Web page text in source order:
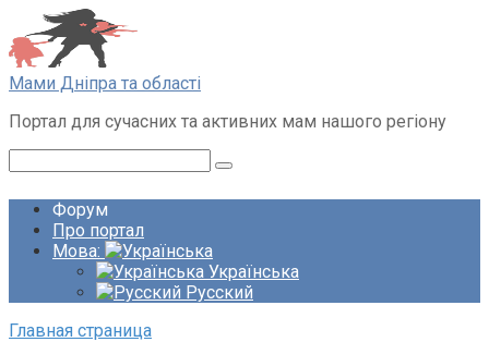
Перейти
до
вмісту
Мами Дніпра та області
Портал для сучасних та активних мам нашого регіону
Форум
Про портал
Мова:
Українська
Русский
Главная страница